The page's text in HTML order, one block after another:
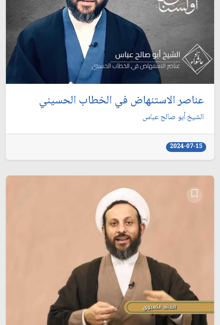
عناصر الاستنهاض في الخطاب الحسيني
الشيخ أبو صالح عباس
2024-07-15